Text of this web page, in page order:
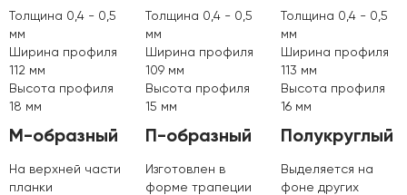
Толщина 0,4 - 0,5
мм
Ширина профиля
112 мм
Высота профиля
18 мм
М-образный
На верхней части
планки
Толщина 0,4 - 0,5
мм
Ширина профиля
109 мм
Высота профиля
15 мм
П-образный
Изготовлен в
форме трапеции
Толщина 0,4 - 0,5
мм
Ширина профиля
113 мм
Высота профиля
16 мм
Полукруглый
Выделяется на
фоне других